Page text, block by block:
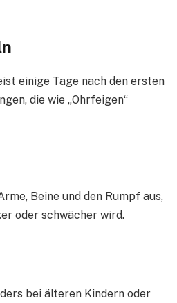
einige Tage nach den ersten
die wie „Ohrfeigen“
Beine und den Rumpf aus,
oder schwächer wird.
bei älteren Kindern oder